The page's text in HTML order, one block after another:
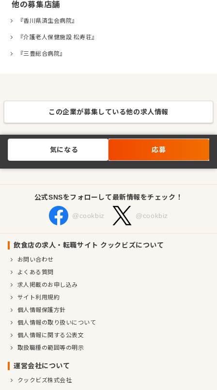
他の募集店舗
『香川県済生会病院』
『介護老人保健施設 松寿荘』
『三豊総合病院』
この企業が募集している他の求人情報
気になる 応募
公式SNSをフォローして最新情報をチェック！
@cookbiz @cookbiz
飲食店の求人・転職サイト クックビズについて
お問い合わせ
よくある質問
求人掲載のお申し込み
サイト利用規約
個人情報保護方針
個人情報の取り扱いについて
個人情報に関する公表文
取扱職種の範囲等の明示
運営会社について
クックビズ株式会社